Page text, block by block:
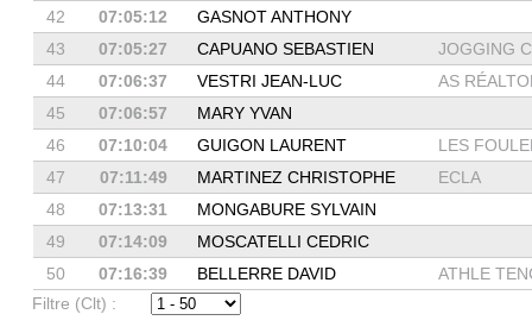
42
07:05:12
GASNOT ANTHONY
43
07:05:27 CAPUANO SEBASTIEN
JOGGING
44
07:06:37 VESTRI JEAN-LUC
AS
45
07:06:57
MARY YVAN
46
07:10:04 GUIGON LAURENT
LES
47
07:11:49 MARTINEZ CHRISTOPHE
ECLA
48
07:13:31
MONGABURE SYLVAIN
49
07:14:09
MOSCATELLI CEDRIC
50
07:16:39 BELLERRE DAVID
ATHLE
Filtre (Clt) :